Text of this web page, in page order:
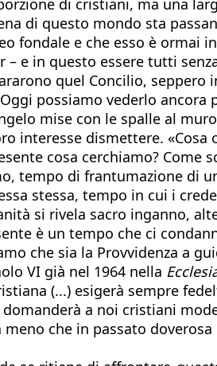
di cristiani, ma una
di questo mondo sta
fondale e che esso è ormai
– e in questo essere tutti
quel Concilio, seppero
possiamo vederlo ancora
mise con le spalle al
interesse dismettere.
cosa cerchiamo? Come
tempo di frantumazione di
stessa, tempo in cui i
si rivela sacro inganno,
è un tempo che ci
che sia la Provvidenza a
VI già nel 1964 nella
(...) esigerà sempre
a noi cristiani
meno che in passato